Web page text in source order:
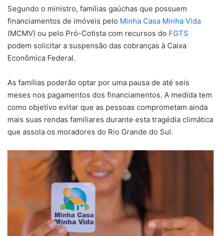
Segundo o ministro, famílias gaúchas que possuem
financiamentos de imóveis pelo Minha Casa Minha Vida
(MCMV) ou pelo Pró-Cotista com recursos do FGTS
podem solicitar a suspensão das cobranças à Caixa
Econômica Federal.
As famílias poderão optar por uma pausa de até seis
meses nos pagamentos dos financiamentos. A medida tem
como objetivo evitar que as pessoas comprometam ainda
mais suas rendas familiares durante esta tragédia climática
que assola os moradores do Rio Grande do Sul.